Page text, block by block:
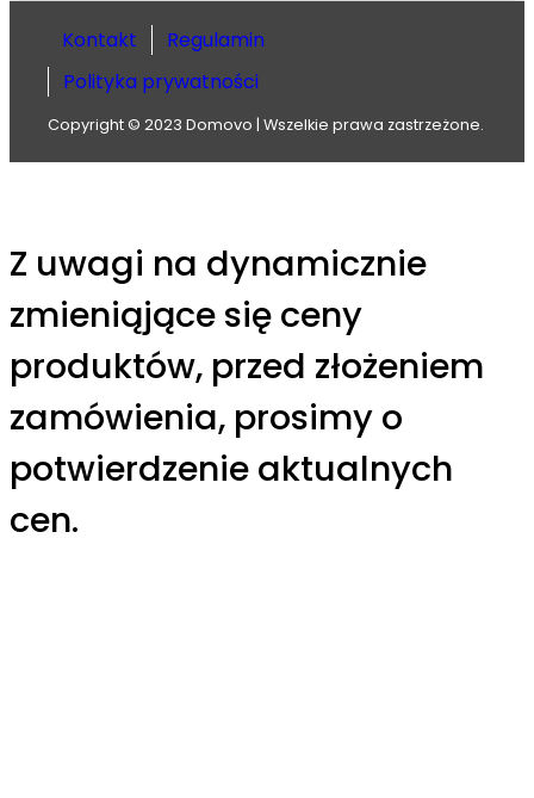
Kontakt
Regulamin
Polityka prywatności
Copyright © 2023 Domovo | Wszelkie prawa zastrzeżone.
Z uwagi na dynamicznie
zmieniąjące się ceny
produktów, przed złożeniem
zamówienia, prosimy o
potwierdzenie aktualnych
cen.